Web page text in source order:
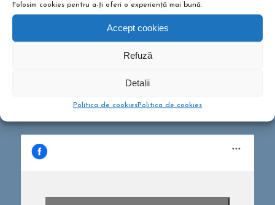
Folosim cookies pentru a-ți oferi o experiență mai bună.
Accept cookies
Refuză
Detalii
Politica de cookiesPolitica de cookies
aprilie 20, 2021 - 1:16 pm
Drumeții montane pentru familii!
februarie 13, 2020 - 5:21 pm